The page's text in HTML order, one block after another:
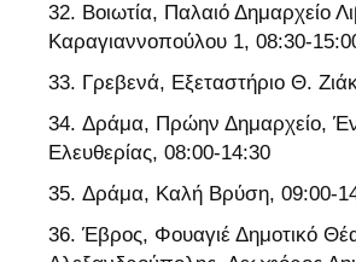
Βοιωτία, Παλαιό Δημαρχείο
Καραγιαννοπούλου 1, 08:30-
Γρεβενά, Εξεταστήριο Θ.
Δράμα, Πρώην Δημαρχείο,
Ελευθερίας, 08:00-14:30
Δράμα, Καλή Βρύση, 09:00-
Έβρος, Φουαγιέ Δημοτικό